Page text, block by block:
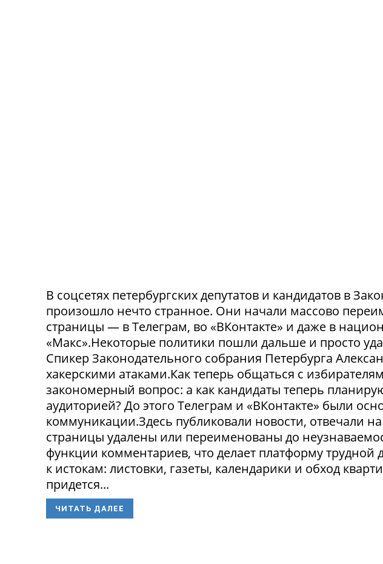
В соцсетях петербургских депутатов и кандидатов в
произошло нечто странное. Они начали массово
страницы — в Телеграм, во «ВКонтакте» и даже в
«Макс».Некоторые политики пошли дальше и просто
Спикер Законодательного собрания Петербурга
хакерскими атаками.Как теперь общаться с
закономерный вопрос: а как кандидаты теперь
аудиторией? До этого Телеграм и «ВКонтакте» были
коммуникации.Здесь публиковали новости, отвечали
страницы удалены или переименованы до
функции комментариев, что делает платформу
к истокам: листовки, газеты, календарики и обход
придется...
ЧИТАТЬ ДАЛЕЕ